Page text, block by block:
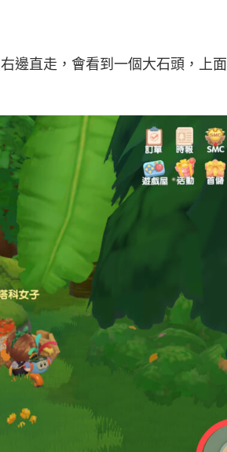
邊直走，會看到一個大石頭，上